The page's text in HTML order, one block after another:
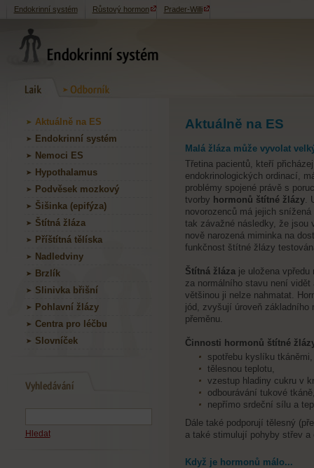
Endokrinní systém Růstový hormon Prader-Willi
Aktuálně na ES
Endokrinní systém
Nemoci ES
Hypothalamus
Podvěsek mozkový
Šišinka (epifýza)
Štítná žláza
Příštítná tělíska
Nadledviny
Brzlík
Slinivka břišní
Pohlavní žlázy
Centra pro léčbu
Slovníček
Hledat
Aktuálně na ES
Malá žláza může vyvolat
Třetina pacientů, kteří
endokrinologických ordinací,
problémy spojené právě s
tvorby hormonů štítné žlázy.
novorozenců má jejich snížená
tak závažné následky, že jsou
nově narozená miminka na
funkčnost štítné žlázy
Štítná žlázaje uložena vpředu
za normálního stavu není vidět
většinou ji nelze nahmatat.
jód, zvyšují úroveň základního
přeměnu.
Činnosti hormonů štítné
spotřebu kyslíku tkáněmi,
tělesnou teplotu,
vzestup hladiny cukru v
odbourávání tukové
nepřímo srdeční sílu a
Dále také podporují tělesný
a také stimulují pohyby střev a
Když je hormonů málo...